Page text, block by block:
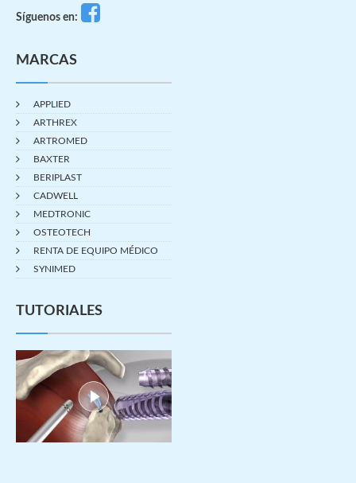
Síguenos en:
MARCAS
APPLIED
ARTHREX
ARTROMED
BAXTER
BERIPLAST
CADWELL
MEDTRONIC
OSTEOTECH
RENTA DE EQUIPO MÉDICO
SYNIMED
TUTORIALES